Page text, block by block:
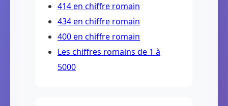
414 en chiffre romain
434 en chiffre romain
400 en chiffre romain
Les chiffres romains de 1 à
5000